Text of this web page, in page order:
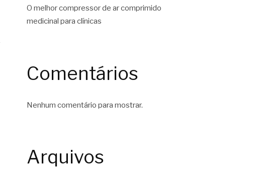
O melhor compressor de ar comprimido
medicinal para clínicas
Comentários
Nenhum comentário para mostrar.
Arquivos